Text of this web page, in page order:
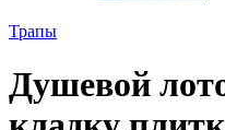
Трапы
Душевой